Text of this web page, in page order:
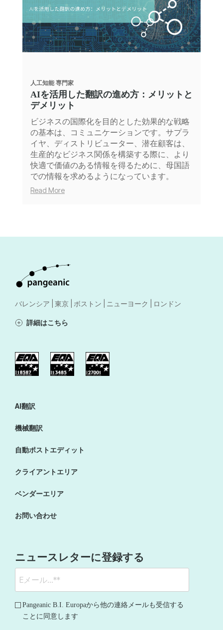
人工知能 専門家
AIを活用した翻訳の進め方：メリットと
デメリット
ビジネスの国際化を目的とした効果的な戦略
の基本は、コミュニケーションです。サプラ
イヤ、ディストリビューター、潜在顧客は、
生産的なビジネス関係を構築する際に、より
快適で価値のある情報を得るために、母国語
での情報を求めるようになっています。
Read More
バレンシア | 東京 | ボストン | ニューヨーク | ロンドン
詳細はこちら
AI翻訳
機械翻訳
自動ポストエディット
クライアントエリア
ベンダーエリア
お問い合わせ
ニュースレターに登録する
Pangeanic B.I. Europaから他の連絡メールも受信する
ことに同意します